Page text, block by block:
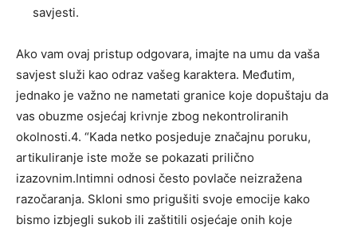
savjesti.
Ako vam ovaj pristup odgovara, imajte na umu da vaša
savjest služi kao odraz vašeg karaktera. Međutim,
jednako je važno ne nametati granice koje dopuštaju da
vas obuzme osjećaj krivnje zbog nekontroliranih
okolnosti.4. “Kada netko posjeduje značajnu poruku,
artikuliranje iste može se pokazati prilično
izazovnim.Intimni odnosi često povlače neizražena
razočaranja. Skloni smo prigušiti svoje emocije kako
bismo izbjegli sukob ili zaštitili osjećaje onih koje